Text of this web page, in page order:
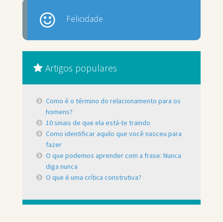
Felicidade
Artigos populares
Como é o término do relacionamento para os
homens?
10 sinais de que ela está-te traindo
Como identificar aquilo que você nasceu para
fazer
O que podemos aprender com a frase: Nunca
diga nunca
O que é uma crítica construtiva?